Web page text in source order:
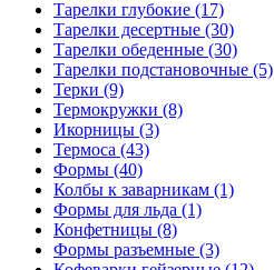
Тарелки глубокие (17)
Тарелки десертные (30)
Тарелки обеденные (30)
Тарелки подстановочные (5)
Терки (9)
Термокружки (8)
Икорницы (3)
Термоса (43)
Формы (40)
Колбы к заварникам (1)
Формы для льда (1)
Конфетницы (8)
Формы разъемные (3)